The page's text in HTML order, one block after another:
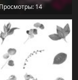
Просмотры: 14